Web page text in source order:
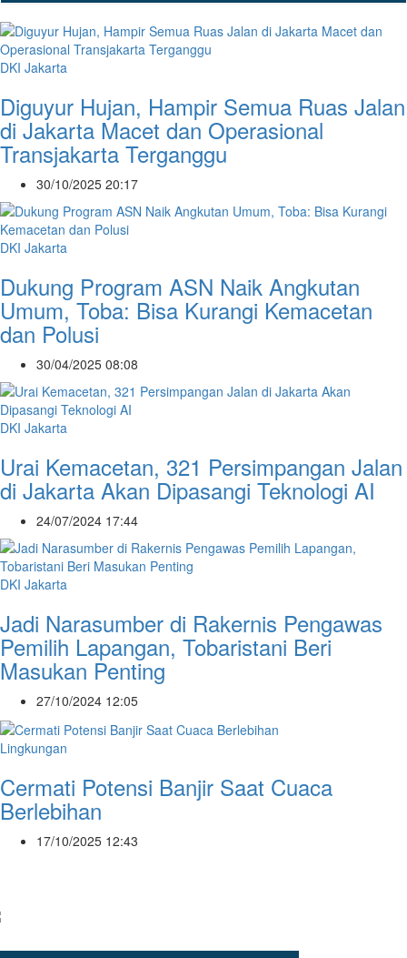
DKI Jakarta
Diguyur Hujan, Hampir Semua Ruas Jalan
di Jakarta Macet dan Operasional
Transjakarta Terganggu
30/10/2025 20:17
DKI Jakarta
Dukung Program ASN Naik Angkutan
Umum, Toba: Bisa Kurangi Kemacetan
dan Polusi
30/04/2025 08:08
DKI Jakarta
Urai Kemacetan, 321 Persimpangan Jalan
di Jakarta Akan Dipasangi Teknologi AI
24/07/2024 17:44
DKI Jakarta
Jadi Narasumber di Rakernis Pengawas
Pemilih Lapangan, Tobaristani Beri
Masukan Penting
27/10/2024 12:05
Lingkungan
Cermati Potensi Banjir Saat Cuaca
Berlebihan
17/10/2025 12:43